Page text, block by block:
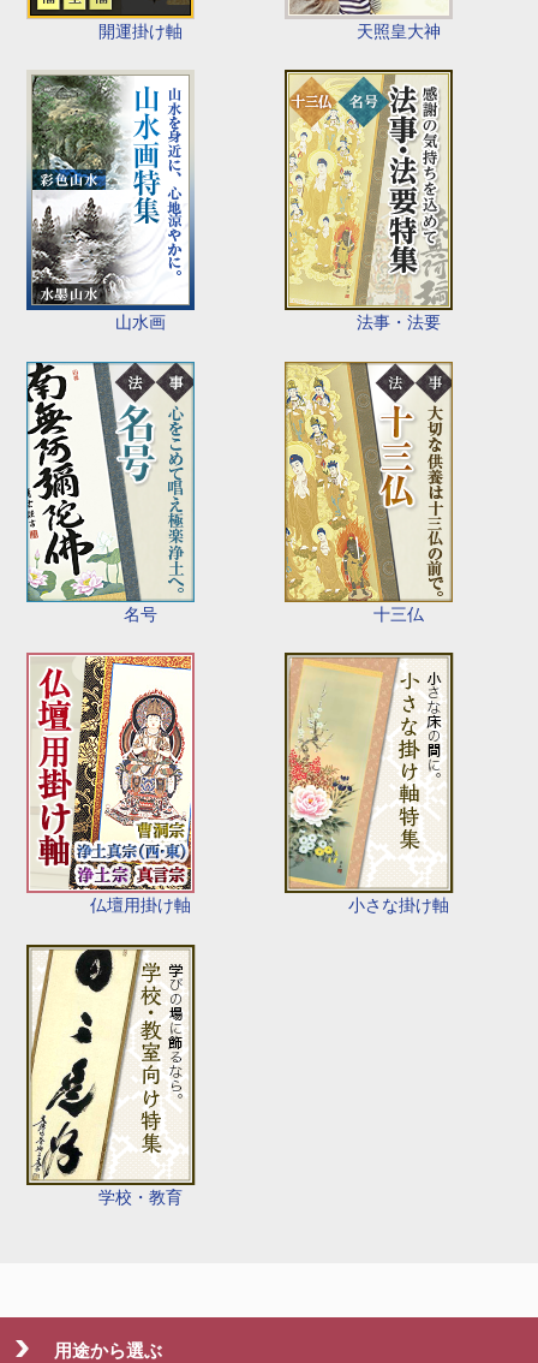
開運掛け軸 天照皇大神
山水画 法事・法要
名号 十三仏
仏壇用掛け軸 小さな掛け軸
学校・教育
用途から選ぶ